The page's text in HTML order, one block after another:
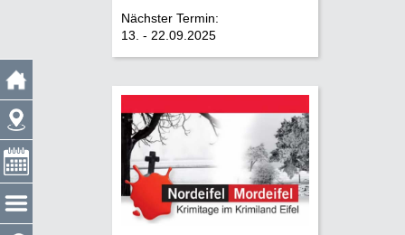
Nächster Termin:
13. - 22.09.2025